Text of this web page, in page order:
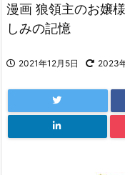
漫画 狼領主のお嬢
しみの記憶
2021年12月5日 2023